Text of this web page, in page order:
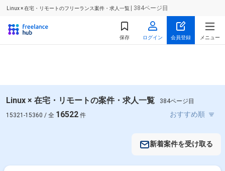
Linux × 在宅・リモートのフリーランス案件・求人一覧 | 384ページ目
保存 ログイン 会員登録 メニュー
Linux × 在宅・リモートの案件・求人一覧
384ページ目
15321-15360 / 全 16522 件
新着案件を受け取る